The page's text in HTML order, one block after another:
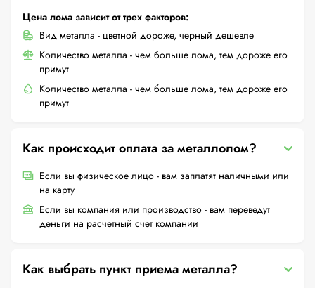
Цена лома зависит от трех факторов:
Вид металла - цветной дороже, черный дешевле
Количество металла - чем больше лома, тем дороже его
примут
Количество металла - чем больше лома, тем дороже его
примут
Как происходит оплата за металлолом?
Если вы физическое лицо - вам заплатят наличными или
на карту
Если вы компания или производство - вам переведут
деньги на расчетный счет компании
Как выбрать пункт приема металла?